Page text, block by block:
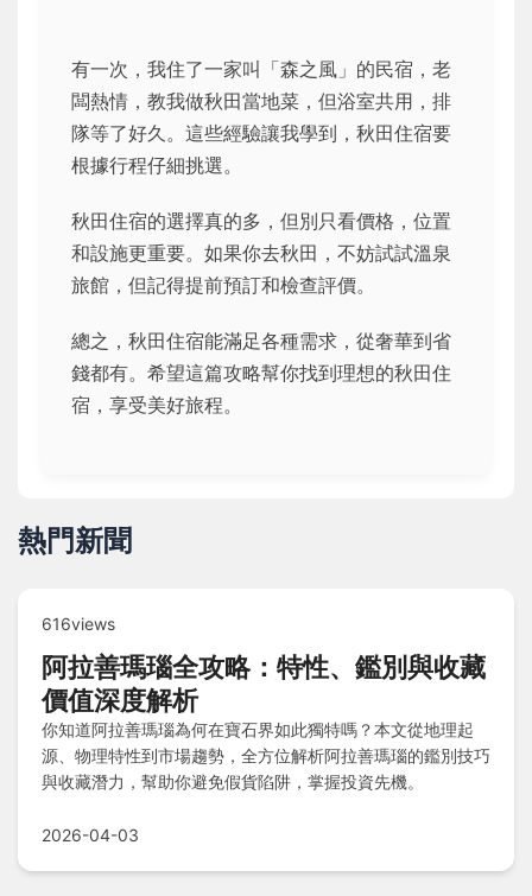
有一次，我住了一家叫「森之風」的民宿，老
闆熱情，教我做秋田當地菜，但浴室共用，排
隊等了好久。這些經驗讓我學到，秋田住宿要
根據行程仔細挑選。
秋田住宿的選擇真的多，但別只看價格，位置
和設施更重要。如果你去秋田，不妨試試溫泉
旅館，但記得提前預訂和檢查評價。
總之，秋田住宿能滿足各種需求，從奢華到省
錢都有。希望這篇攻略幫你找到理想的秋田住
宿，享受美好旅程。
熱門新聞
616views
阿拉善瑪瑙全攻略：特性、鑑別與收藏
價值深度解析
你知道阿拉善瑪瑙為何在寶石界如此獨特嗎？本文從地理起
源、物理特性到市場趨勢，全方位解析阿拉善瑪瑙的鑑別技巧
與收藏潛力，幫助你避免假貨陷阱，掌握投資先機。
2026-04-03